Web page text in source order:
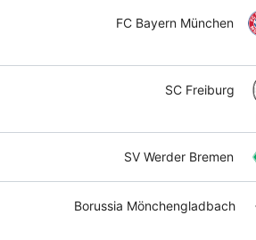
FC Bayern München
SC Freiburg
SV Werder Bremen
Borussia Mönchengladbach